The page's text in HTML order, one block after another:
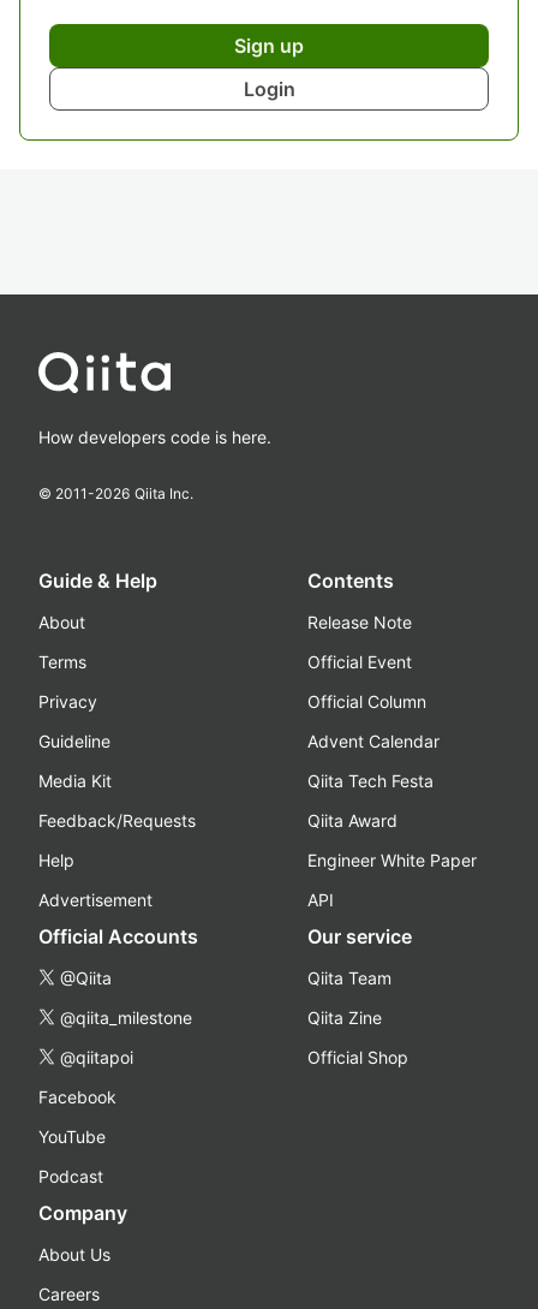
Sign up
Login
How developers code is here.
© 2011-2026 Qiita Inc.
Guide & Help
About
Terms
Privacy
Guideline
Media Kit
Feedback/Requests
Help
Advertisement
Contents
Release Note
Official Event
Official Column
Advent Calendar
Qiita Tech Festa
Qiita Award
Engineer White Paper
API
Official Accounts
@Qiita
@qiita_milestone
@qiitapoi
Facebook
YouTube
Podcast
Our service
Qiita Team
Qiita Zine
Official Shop
Company
About Us
Careers